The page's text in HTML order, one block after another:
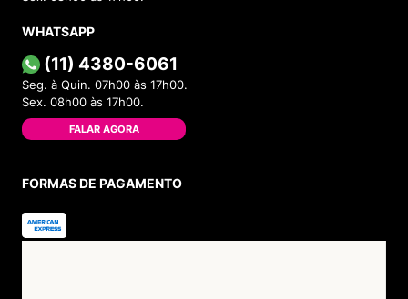
INSTITUCIONAL
Sobre a Menina Shoes
Política de Privacidade
Política de Troca
Lojas Físicas
Programa de Fidelidade
Blog